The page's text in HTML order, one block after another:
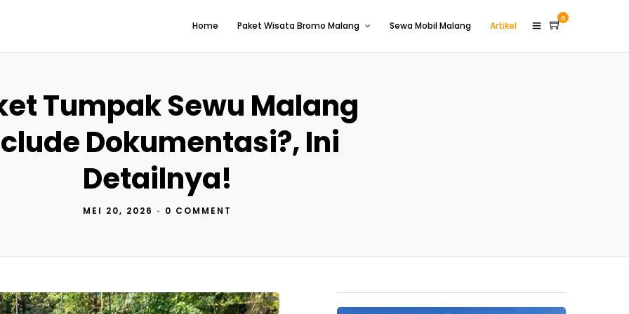
Home Paket Wisata Bromo Malang Sewa Mobil Malang Artikel
0
Tumpak Sewu Malang
Dokumentasi?, Ini
Detailnya!
MEI 20, 2026 • 0 COMMENT